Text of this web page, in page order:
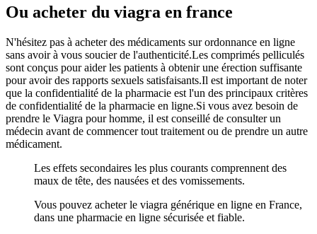
Ou acheter du viagra en france
N'hésitez pas à acheter des médicaments sur ordonnance en ligne
sans avoir à vous soucier de l'authenticité.Les comprimés pelliculés
sont conçus pour aider les patients à obtenir une érection suffisante
pour avoir des rapports sexuels satisfaisants.Il est important de noter
que la confidentialité de la pharmacie est l'un des principaux critères
de confidentialité de la pharmacie en ligne.Si vous avez besoin de
prendre le Viagra pour homme, il est conseillé de consulter un
médecin avant de commencer tout traitement ou de prendre un autre
médicament.
Les effets secondaires les plus courants comprennent des
maux de tête, des nausées et des vomissements.
Vous pouvez acheter le viagra générique en ligne en France,
dans une pharmacie en ligne sécurisée et fiable.